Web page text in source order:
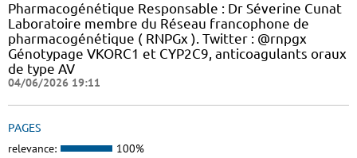
Pharmacogénétique Responsable : Dr Séverine Cunat
Laboratoire membre du Réseau francophone de
pharmacogénétique ( RNPGx ). Twitter : @rnpgx
Génotypage VKORC1 et CYP2C9, anticoagulants oraux
de type AV
04/06/2026 19:11
PAGES
relevance: 100%